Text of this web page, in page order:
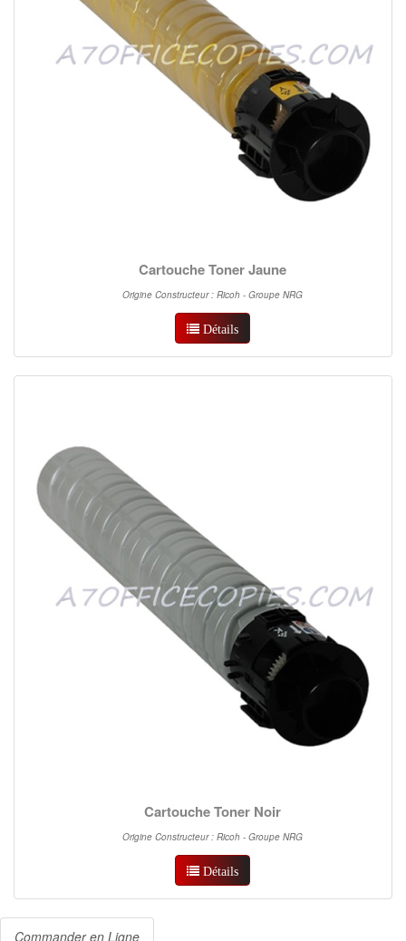
Cartouche Toner Jaune
Origine Constructeur : Ricoh - Groupe NRG
Détails
Cartouche Toner Noir
Origine Constructeur : Ricoh - Groupe NRG
Détails
Commander en Ligne